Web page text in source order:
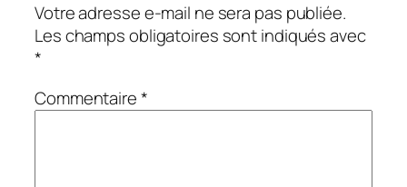
Votre adresse e-mail ne sera pas publiée.
Les champs obligatoires sont indiqués avec
*
Commentaire*